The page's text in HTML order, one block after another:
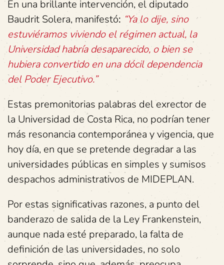
En una brillante intervención, el diputado
Baudrit Solera, manifestó: “Ya lo dije, sino
estuviéramos viviendo el régimen actual, la
Universidad habría desaparecido, o bien se
hubiera convertido en una dócil dependencia
del Poder Ejecutivo.”
Estas premonitorias palabras del exrector de
la Universidad de Costa Rica, no podrían tener
más resonancia contemporánea y vigencia, que
hoy día, en que se pretende degradar a las
universidades públicas en simples y sumisos
despachos administrativos de MIDEPLAN.
Por estas significativas razones, a punto del
banderazo de salida de la Ley Frankenstein,
aunque nada esté preparado, la falta de
definición de las universidades, no solo